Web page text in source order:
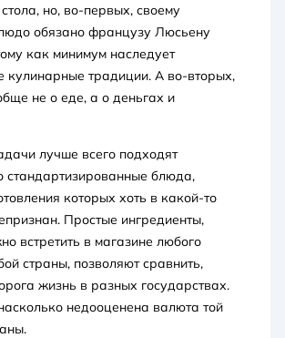
но, во-первых, своему
обязано французу Люсьену
как минимум наследует
кулинарные традиции. А во-вторых,
не о еде, а о деньгах и
лучше всего подходят
стандартизированные блюда,
которых хоть в какой-то
Простые ингредиенты,
встретить в магазине любого
страны, позволяют сравнить,
жизнь в разных государствах.
недооценена валюта той